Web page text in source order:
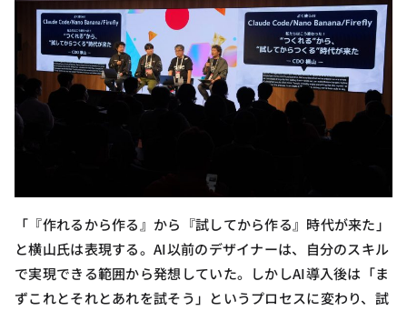
「『作れるから作る』から『試してから作る』時代が来た」
と横山氏は表現する。AI以前のデザイナーは、自分のスキル
で実現できる範囲から発想していた。しかしAI導入後は「ま
ずこれとそれとあれを試そう」というプロセスに変わり、試